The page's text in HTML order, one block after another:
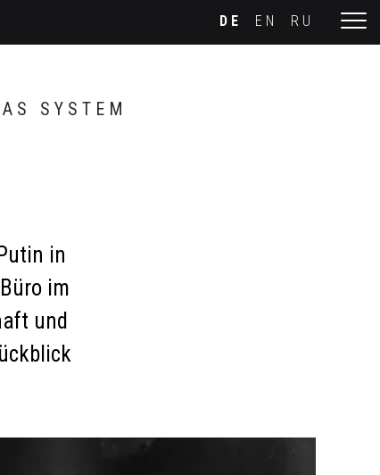
DE EN RU
SYSTEM
in
im
und